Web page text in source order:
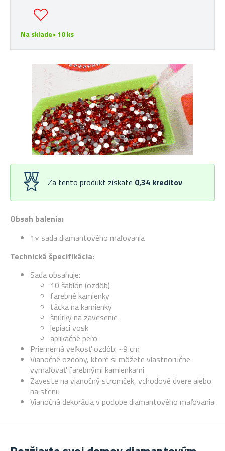
Obsah balenia:
1× sada diamantového maľovania
Technická špecifikácia:
Sada obsahuje:
10 šablón (ozdôb)
farebné kamienky
tácka na kamienky
šnúrky na zavesenie
lepiaci vosk
aplikačné pero
Priemerná veľkosť ozdôb: ~9 cm
Vianočné ozdoby, ktoré si môžete vlastnoručne
vymaľovať farebnými kamienkami
Zaveste na vianočný stromček, vchodové dvere alebo
na stenu
Vianočná dekorácia v podobe diamantového maľovania
Na sklade> 10 ks
Za tento produkt získate 0,34 kreditov